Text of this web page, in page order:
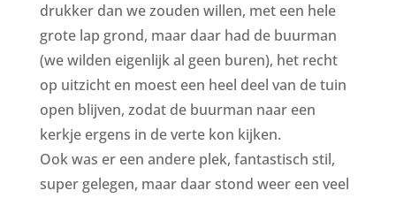
drukker dan we zouden willen, met een hele
grote lap grond, maar daar had de buurman
(we wilden eigenlijk al geen buren), het recht
op uitzicht en moest een heel deel van de tuin
open blijven, zodat de buurman naar een
kerkje ergens in de verte kon kijken.
Ook was er een andere plek, fantastisch stil,
super gelegen, maar daar stond weer een veel